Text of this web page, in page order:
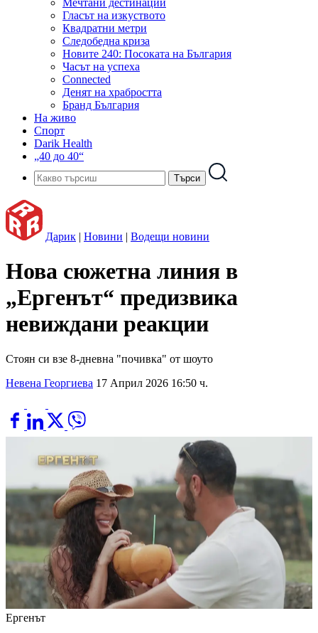
Мечтани дестинации
Гласът на изкуството
Квадратни метри
Следобедна криза
Новите 240: Посоката на България
Часът на успеха
Connected
Денят на храбростта
Бранд България
На живо
Спорт
Darik Health
„40 до 40“
Дарик | Новини | Водещи новини
Нова сюжетна линия в
„Ергенът“ предизвика
невиждани реакции
Стоян си взе 8-дневна "почивка" от шоуто
Невена Георгиева 17 Април 2026 16:50 ч.
Ергенът